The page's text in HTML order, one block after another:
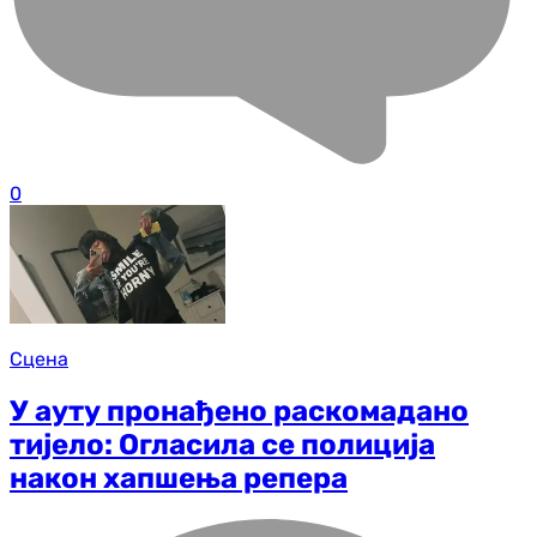
0
Сцена
У ауту пронађено раскомадано
тијело: Огласила се полиција
након хапшења репера